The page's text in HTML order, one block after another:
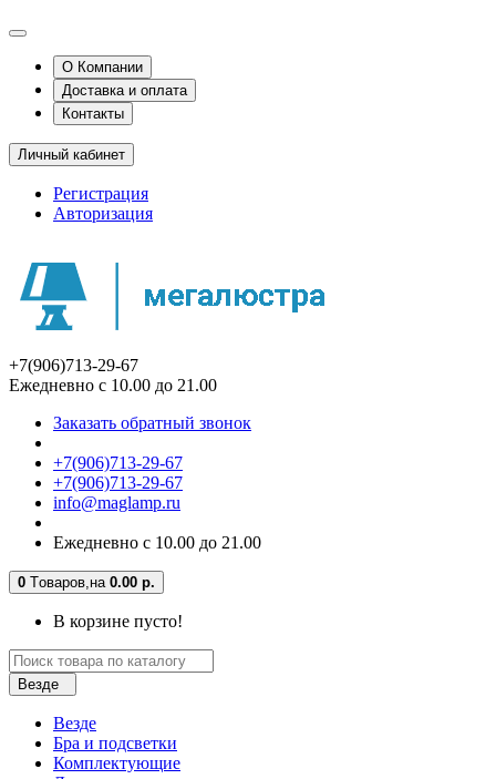
О Компании
Доставка и оплата
Контакты
Личный кабинет
Регистрация
Авторизация
+7(906)713-29-67
Ежедневно с 10.00 до 21.00
Заказать обратный звонок
+7(906)713-29-67
+7(906)713-29-67
info@maglamp.ru
Ежедневно с 10.00 до 21.00
0 Tоваров,на 0.00 р.
В корзине пусто!
Везде
Везде
Бра и подсветки
Комплектующие